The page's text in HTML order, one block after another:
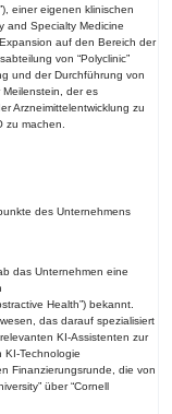
einer eigenen klinischen
and Specialty Medicine
auf den Bereich der
von “Polyclinic”
und der Durchführung von
der es
Arzneimittelentwicklung zu
zu machen.
des Unternehmens
das Unternehmen eine
Health”) bekannt.
das darauf spezialisiert
KI-Assistenten zur
KI-Technologie
Finanzierungsrunde, die von
über “Cornell